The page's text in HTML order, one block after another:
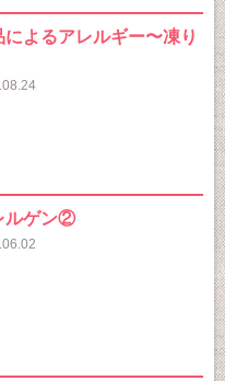
によるアレルギー〜凍り
ルゲン②